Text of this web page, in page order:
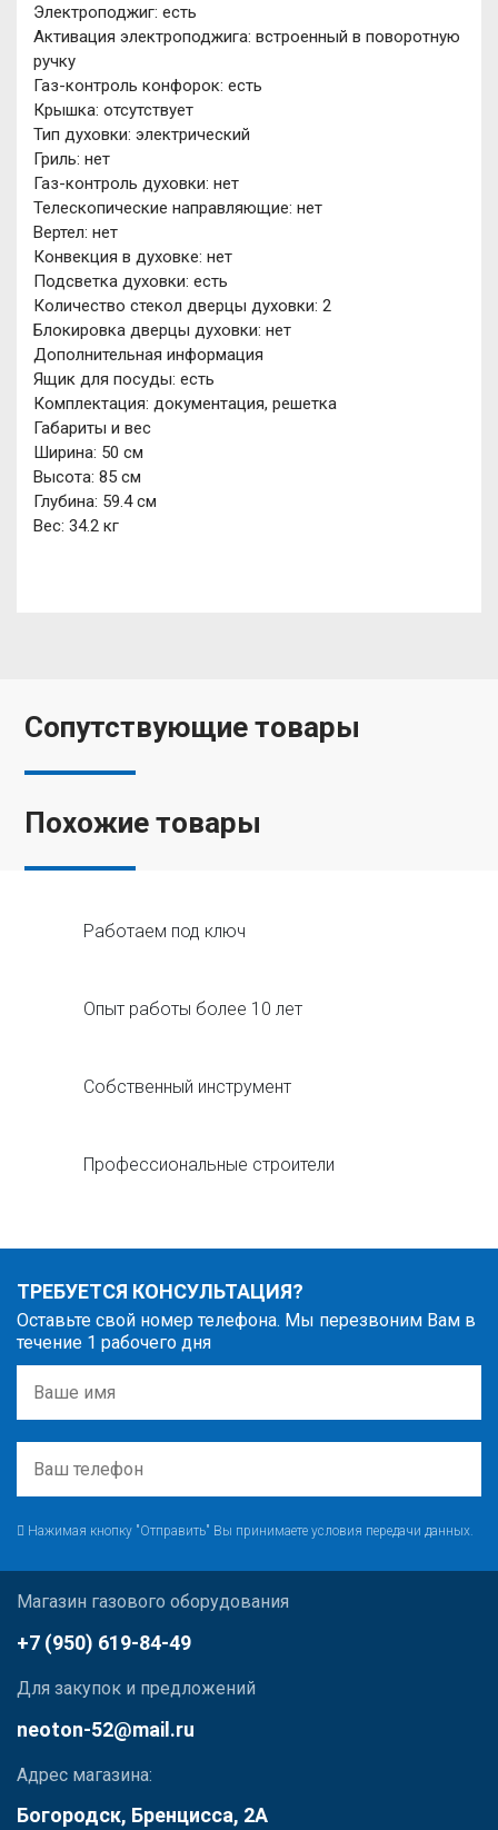
Электроподжиг: есть
Активация электроподжига: встроенный в поворотную
ручку
Газ-контроль конфорок: есть
Крышка: отсутствует
Тип духовки: электрический
Гриль: нет
Газ-контроль духовки: нет
Телескопические направляющие: нет
Вертел: нет
Конвекция в духовке: нет
Подсветка духовки: есть
Количество стекол дверцы духовки: 2
Блокировка дверцы духовки: нет
Дополнительная информация
Ящик для посуды: есть
Комплектация: документация, решетка
Габариты и вес
Ширина: 50 см
Высота: 85 см
Глубина: 59.4 см
Вес: 34.2 кг
Сопутствующие товары
Похожие товары
Работаем под ключ
Опыт работы более 10 лет
Собственный инструмент
Профессиональные строители
ТРЕБУЕТСЯ КОНСУЛЬТАЦИЯ?
Оставьте свой номер телефона. Мы перезвоним Вам в
течение 1 рабочего дня
Нажимая кнопку "Отправить" Вы принимаете условия передачи данных.
Магазин газового оборудования
+7 (950) 619-84-49
Для закупок и предложений
neoton-52@mail.ru
Адрес магазина:
Богородск, Бренцисса, 2А